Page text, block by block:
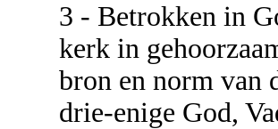
3 - Betrokken in
kerk in
bron en norm van
drie-enige God,